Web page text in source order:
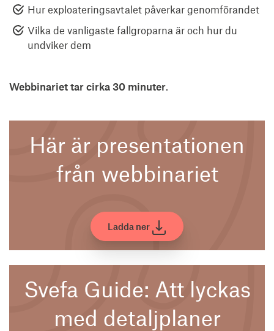
Hur exploateringsavtalet påverkar genomförandet
Vilka de vanligaste fallgroparna är och hur du
undviker dem
Webbinariet tar cirka 30 minuter
Här är presentationen
från webbinariet
Ladda ner
Svefa Guide: Att lyckas
med detaljplaner